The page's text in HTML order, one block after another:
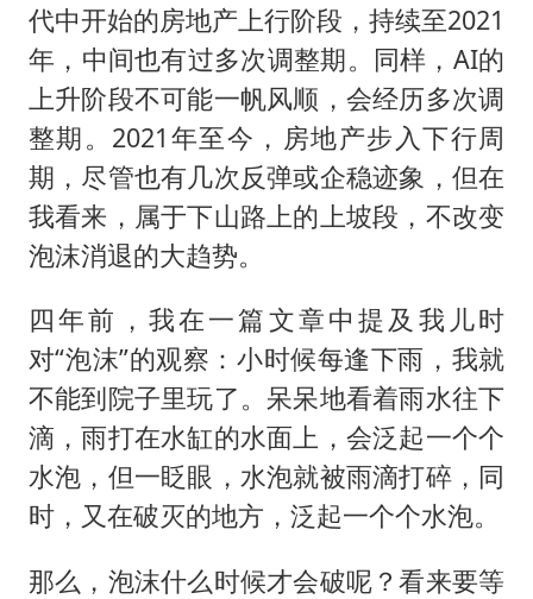
代中开始的房地产上行阶段，持续至2021
年，中间也有过多次调整期。同样，AI的
上升阶段不可能一帆风顺，会经历多次调
整期。2021年至今，房地产步入下行周
期，尽管也有几次反弹或企稳迹象，但在
我看来，属于下山路上的上坡段，不改变
泡沫消退的大趋势。
四年前，我在一篇文章中提及我儿时
对“泡沫”的观察：小时候每逢下雨，我就
不能到院子里玩了。呆呆地看着雨水往下
滴，雨打在水缸的水面上，会泛起一个个
水泡，但一眨眼，水泡就被雨滴打碎，同
时，又在破灭的地方，泛起一个个水泡。
那么，泡沫什么时候才会破呢？看来要等